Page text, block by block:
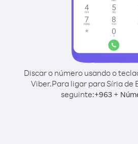
Discar o número usando o
Viber.Para ligar para Síria de
seguinte:+963+